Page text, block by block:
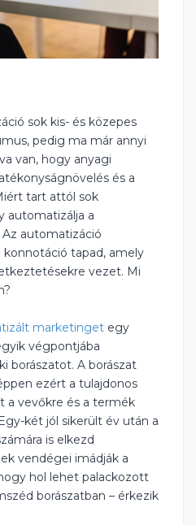
sok kis- és közepes
pedig ma már annyi
van, hogy anyagi
és a
tart attól sok
automatizálja a
automatizáció
tapad, amely
vezet. Mi
marketinget egy
végpontjába
borászatot. A borászat
ezért a tulajdonos
a vevőkre és a termék
két jól sikerült év után a
is elkezd
vendégei imádják a
hol lehet palackozott
borászatban – érkezik